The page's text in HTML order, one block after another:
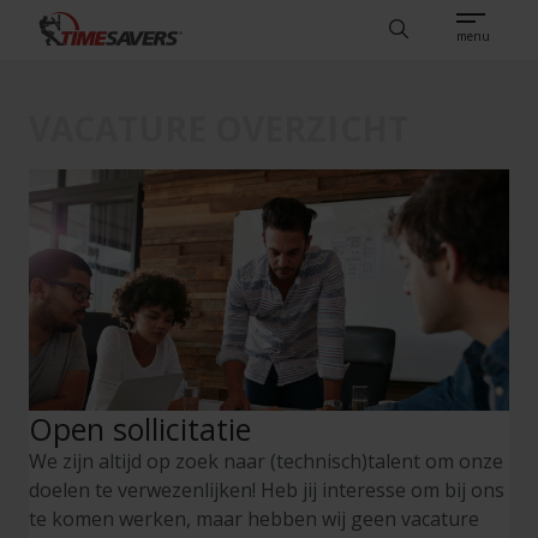
Search menu
Open sollicitatie
We zijn altijd op zoek naar (technisch)talent om onze
doelen te verwezenlijken! Heb jij interesse om bij ons
te komen werken, maar hebben wij geen vacature